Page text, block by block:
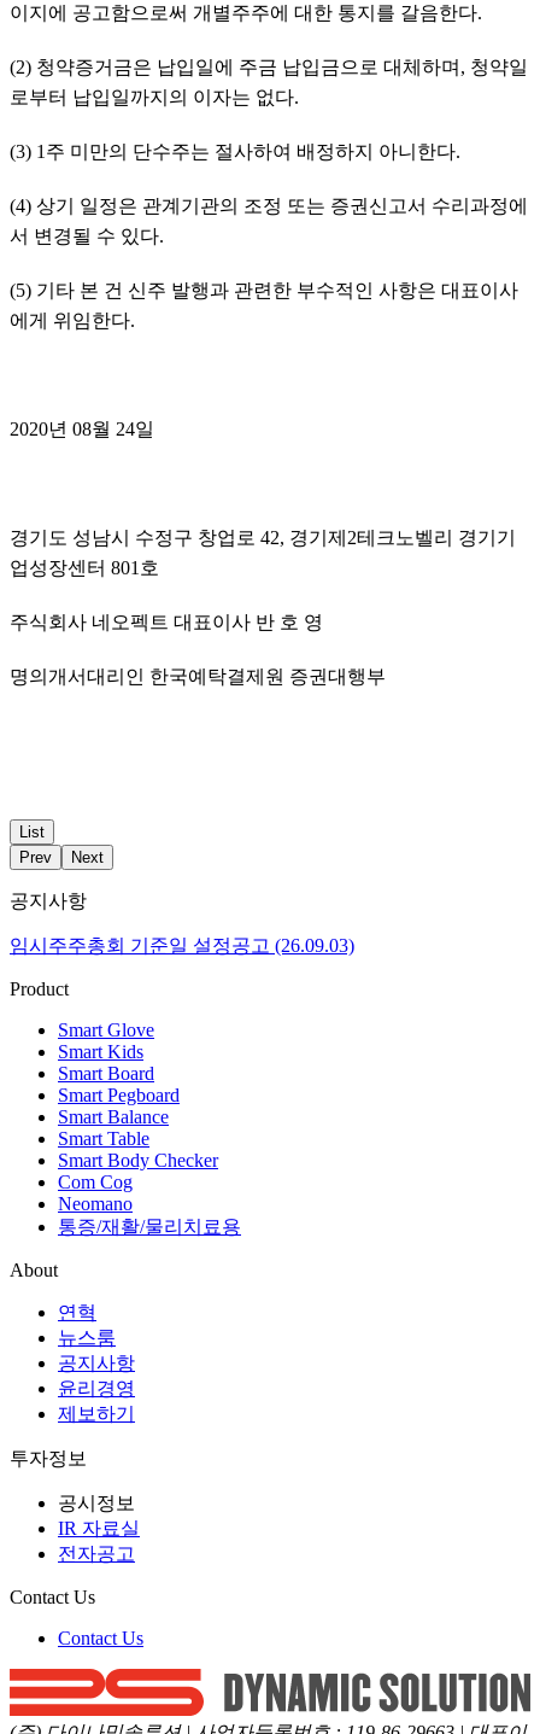
이지에 공고함으로써 개별주주에 대한 통지를 갈음한다.
(2) 청약증거금은 납입일에 주금 납입금으로 대체하며, 청약일
로부터 납입일까지의 이자는 없다.
(3) 1주 미만의 단수주는 절사하여 배정하지 아니한다.
(4) 상기 일정은 관계기관의 조정 또는 증권신고서 수리과정에
서 변경될 수 있다.
(5) 기타 본 건 신주 발행과 관련한 부수적인 사항은 대표이사
에게 위임한다.
2020년 08월 24일
경기도 성남시 수정구 창업로 42, 경기제2테크노벨리 경기기
업성장센터 801호
주식회사 네오펙트 대표이사 반 호 영
명의개서대리인 한국예탁결제원 증권대행부
List
Prev
Next
공지사항
임시주주총회 기준일 설정공고 (26.09.03)
Product
Smart Glove
Smart Kids
Smart Board
Smart Pegboard
Smart Balance
Smart Table
Smart Body Checker
Com Cog
Neomano
통증/재활/물리치료용
About
연혁
뉴스룸
공지사항
윤리경영
제보하기
투자정보
공시정보
IR 자료실
전자공고
Contact Us
Contact Us